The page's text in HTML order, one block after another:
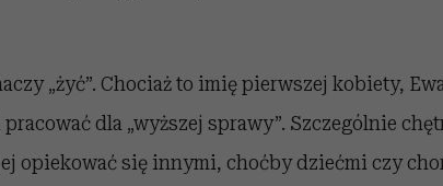
„żyć”. Chociaż to imię pierwszej kobiety,
dla „wyższej sprawy”. Szczególnie
opiekować się innymi, choćby dziećmi czy